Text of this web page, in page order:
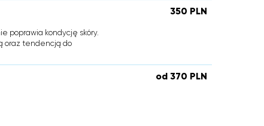
350 PLN
poprawia kondycję skóry.
oraz tendencją do
od 370 PLN